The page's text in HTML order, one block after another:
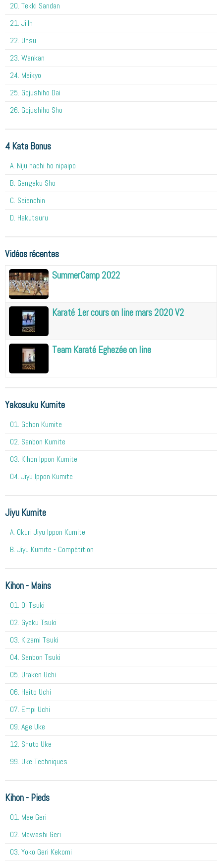
20. Tekki Sandan
21. Ji'In
22. Unsu
23. Wankan
24. Meikyo
25. Gojushiho Dai
26. Gojushiho Sho
4 Kata Bonus
A. Niju hachi ho nipaipo
B. Gangaku Sho
C. Seienchin
D. Hakutsuru
Vidéos récentes
SummerCamp 2022
Karaté 1er cours on line mars 2020 V2
Team Karaté Eghezée on line
Yakosuku Kumite
01. Gohon Kumite
02. Sanbon Kumite
03. Kihon Ippon Kumite
04. Jiyu Ippon Kumite
Jiyu Kumite
A. Okuri Jiyu Ippon Kumite
B. Jiyu Kumite - Compétition
Kihon - Mains
O1. Oi Tsuki
02. Gyaku Tsuki
03. Kizami Tsuki
04. Sanbon Tsuki
05. Uraken Uchi
06. Haito Uchi
07. Empi Uchi
09. Age Uke
12. Shuto Uke
99. Uke Techniques
Kihon - Pieds
01. Mae Geri
02. Mawashi Geri
03. Yoko Geri Kekomi